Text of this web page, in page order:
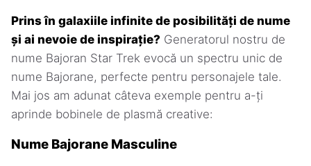
Prins în galaxiile infinite de posibilități de nume
și ai nevoie de inspirație? Generatorul nostru de
nume Bajoran Star Trek evocă un spectru unic de
nume Bajorane, perfecte pentru personajele tale.
Mai jos am adunat câteva exemple pentru a-ți
aprinde bobinele de plasmă creative:
Nume Bajorane Masculine